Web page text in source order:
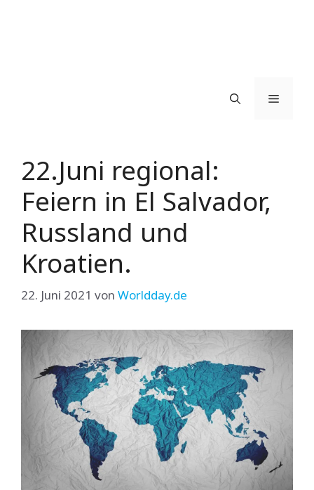
Menü
22.Juni regional:
Feiern in El Salvador,
Russland und
Kroatien.
22. Juni 2021 von Worldday.de